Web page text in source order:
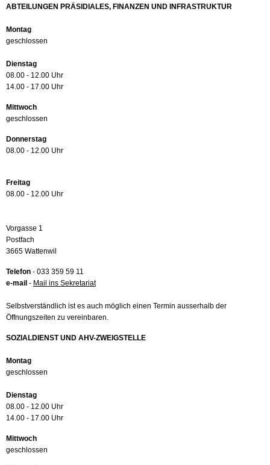
ABTEILUNGEN PRÄSIDIALES, FINANZEN UND INFRASTRUKTUR
Montag
geschlossen
Dienstag
08.00 - 12.00 Uhr
14.00 - 17.00 Uhr
Mittwoch
geschlossen
Donnerstag
08.00 - 12.00 Uhr
Freitag
08.00 - 12.00 Uhr
Vorgasse 1
Postfach
3665 Wattenwil
Telefon - 033 359 59 11
e-mail - Mail ins Sekretariat
Selbstverständlich ist es auch möglich einen Termin ausserhalb der
Öffnungszeiten zu vereinbaren.
SOZIALDIENST UND AHV-ZWEIGSTELLE
Montag
geschlossen
Dienstag
08.00 - 12.00 Uhr
14.00 - 17.00 Uhr
Mittwoch
geschlossen